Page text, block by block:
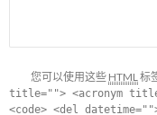
您可以使用这些 HTML标
title=""> <acronym
<code> <del